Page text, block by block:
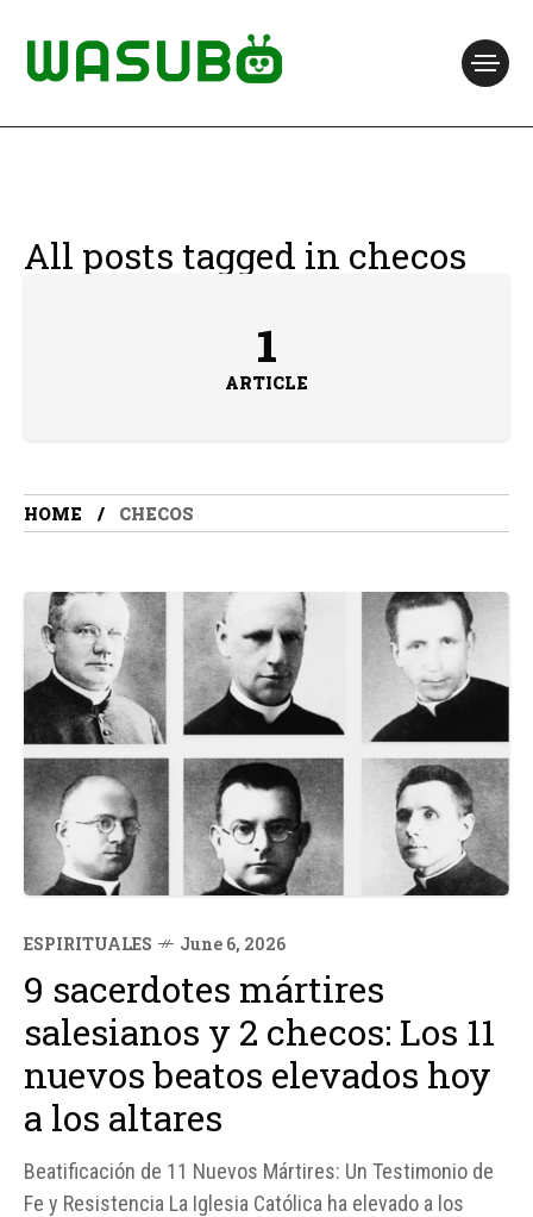
All posts tagged in checos
1
ARTICLE
HOME CHECOS
ESPIRITUALES June 6, 2026
9 sacerdotes mártires
salesianos y 2 checos: Los 11
nuevos beatos elevados hoy
a los altares
Beatificación de 11 Nuevos Mártires: Un Testimonio de
Fe y Resistencia La Iglesia Católica ha elevado a los